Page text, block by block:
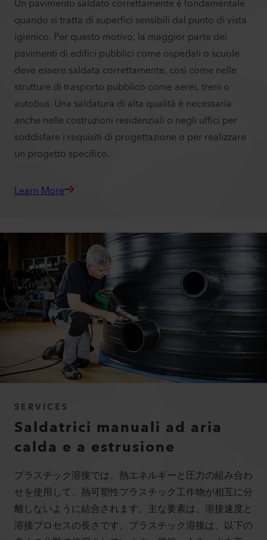
Un pavimento saldato correttamente è fondamentale
quando si tratta di superfici sensibili dal punto di vista
igienico. Per questo motivo, la maggior parte dei
pavimenti di edifici pubblici come ospedali o scuole
deve essere saldata correttamente, così come nelle
strutture di trasporto pubblico come aerei, treni o
autobus. Una saldatura di alta qualità è necessaria
anche nelle costruzioni residenziali o negli uffici per
soddisfare i requisiti di progettazione o per realizzare
un progetto specifico.
Learn More
SERVICES
Saldatrici manuali ad aria
calda e a estrusione
プラスチック溶接では、熱エネルギーと圧力の組み合わ
せを使用して、熱可塑性プラスチック工作物が相互に分
離しないように結合されます。主な要素は、溶接速度と
溶接プロセスの長さです。プラスチック溶接は、以下の